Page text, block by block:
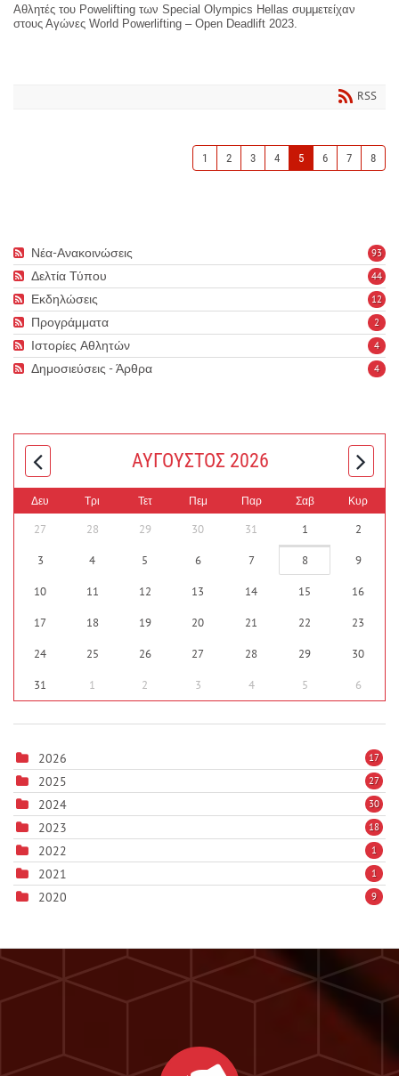
Αθλητές του Powelifting των Special Olympics Hellas συμμετείχαν
στους Αγώνες World Powerlifting – Open Deadlift 2023.
RSS
1 2 3 4 5 6 7 8
93
Νέα-Ανακοινώσεις
44
Δελτία Τύπου
12
Εκδηλώσεις
2
Προγράμματα
4
Ιστορίες Αθλητών
4
Δημοσιεύσεις - Άρθρα
ΑΎΓΟΥΣΤΟΣ 2026
Δευ Τρι Τετ Πεμ Παρ Σαβ Κυρ
27 28 29 30 31 1 2
3 4 5 6 7 8 9
10 11 12 13 14 15 16
17 18 19 20 21 22 23
24 25 26 27 28 29 30
31 1 2 3 4 5 6
2026 17
2025 27
2024 30
2023 18
2022 1
2021 1
2020 9